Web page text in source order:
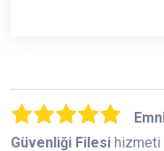
Güvenliği Filesi hizmeti